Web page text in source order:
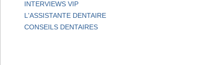
INTERVIEWS VIP
L'ASSISTANTE DENTAIRE
CONSEILS DENTAIRES